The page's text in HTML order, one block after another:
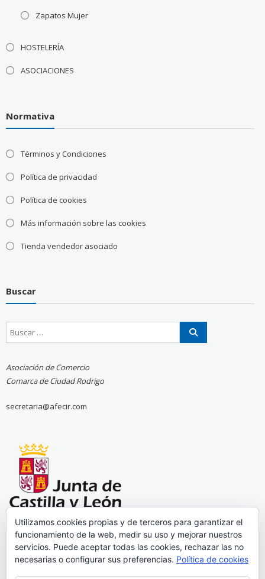
Zapatos Mujer
HOSTELERÍA
ASOCIACIONES
Normativa
Términos y Condiciones
Política de privacidad
Política de cookies
Más información sobre las cookies
Tienda vendedor asociado
Buscar
Asociación de Comercio
Comarca de Ciudad Rodrigo
secretaria@afecir.com
Utilizamos cookies propias y de terceros para garantizar el
funcionamiento de la web, medir su uso y mejorar nuestros
servicios. Puede aceptar todas las cookies, rechazar las no
necesarias o configurar sus preferencias. Política de cookies